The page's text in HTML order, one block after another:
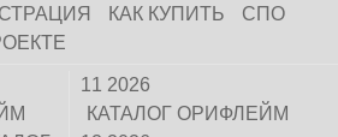
КАК КУПИТЬ
СПО
11 2026
КАТАЛОГ ОРИФЛЕЙМ